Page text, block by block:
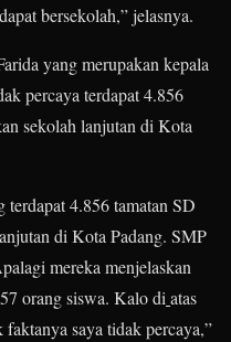
bersekolah,” jelasnya.
yang merupakan kepala
percaya terdapat 4.856
sekolah lanjutan di Kota
terdapat 4.856 tamatan SD
di Kota Padang. SMP
mereka menjelaskan
orang siswa. Kalo di atas
saya tidak percaya,”